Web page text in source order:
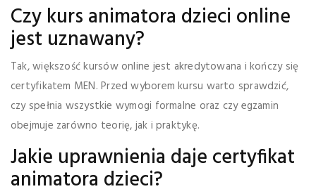
Czy kurs animatora dzieci online
jest uznawany?
Tak, większość kursów online jest akredytowana i kończy się
certyfikatem MEN. Przed wyborem kursu warto sprawdzić,
czy spełnia wszystkie wymogi formalne oraz czy egzamin
obejmuje zarówno teorię, jak i praktykę.
Jakie uprawnienia daje certyfikat
animatora dzieci?